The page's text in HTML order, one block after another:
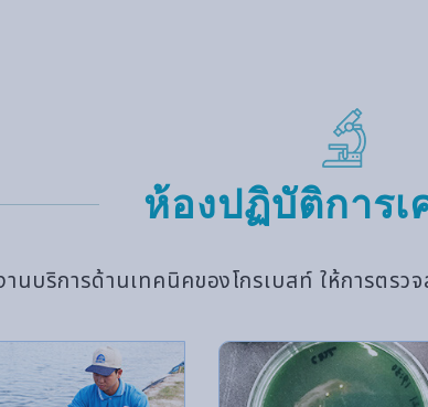
ห้องปฏิบัติการ
านบริการด้านเทคนิคของโกรเบสท์ ให้การตร